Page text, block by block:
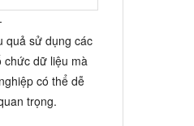
quả sử dụng các
chức dữ liệu mà
có thể dễ
trọng.